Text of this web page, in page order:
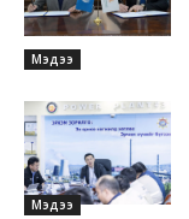
Мэдээ
Мэдээ